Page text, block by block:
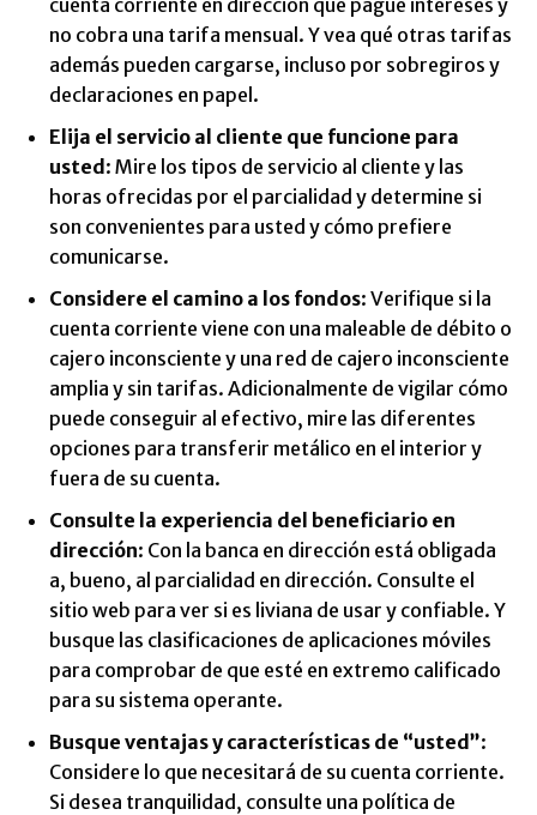
cuenta corriente en dirección que pague intereses y
no cobra una tarifa mensual. Y vea qué otras tarifas
además pueden cargarse, incluso por sobregiros y
declaraciones en papel.
Elija el servicio al cliente que funcione para
usted : Mire los tipos de servicio al cliente y las
horas ofrecidas por el parcialidad y determine si
son convenientes para usted y cómo prefiere
comunicarse.
Considere el camino a los fondos: Verifique si la
cuenta corriente viene con una maleable de débito o
cajero inconsciente y una red de cajero inconsciente
amplia y sin tarifas. Adicionalmente de vigilar cómo
puede conseguir al efectivo, mire las diferentes
opciones para transferir metálico en el interior y
fuera de su cuenta.
Consulte la experiencia del beneficiario en
dirección: Con la banca en dirección está obligada
a, bueno, al parcialidad en dirección. Consulte el
sitio web para ver si es liviana de usar y confiable. Y
busque las clasificaciones de aplicaciones móviles
para comprobar de que esté en extremo calificado
para su sistema operante.
Busque ventajas y características de “usted”:
Considere lo que necesitará de su cuenta corriente.
Si desea tranquilidad, consulte una política de